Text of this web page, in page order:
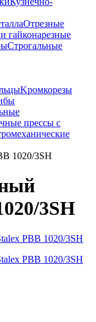
Отрезные
гайконарезные
Строгальные
Kромкорезы
прессы с
1020/3SH
3SH